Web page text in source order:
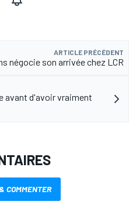
ARTICLE PRÉCÉDENT
négocie son arrivée chez LCR
avant d'avoir vraiment
COMMENTER